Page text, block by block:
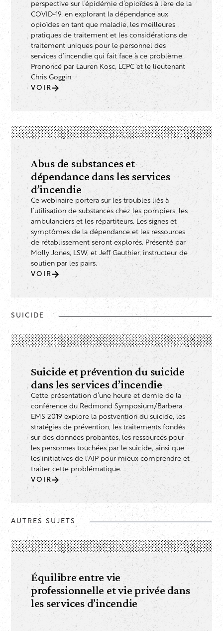
perspective sur l’épidémie d’opioïdes à l’ère de la
COVID-19, en explorant la dépendance aux
opioïdes en tant que maladie, les meilleures
pratiques de traitement et les considérations de
traitement uniques pour le personnel des
services d’incendie qui fait face à ce problème.
Prononcé par Lauren Kosc, LCPC et le lieutenant
Chris Goggin.
VOIR
Abus de substances et
dépendance dans les services
d’incendie
Ce webinaire portera sur les troubles liés à
l’utilisation de substances chez les pompiers, les
ambulanciers et les répartiteurs. Les signes et
symptômes de la dépendance et les ressources
de rétablissement seront explorés. Présenté par
Molly Jones, LSW, et Jeff Gauthier, instructeur de
soutien par les pairs.
VOIR
SUICIDE
Suicide et prévention du suicide
dans les services d’incendie
Cette présentation d’une heure et demie de la
conférence du Redmond Symposium/Barbera
EMS 2019 explore la postvention du suicide, les
stratégies de prévention, les traitements fondés
sur des données probantes, les ressources pour
les personnes touchées par le suicide, ainsi que
les initiatives de l'AIP pour mieux comprendre et
traiter cette problématique.
VOIR
AUTRES SUJETS
Équilibre entre vie
professionnelle et vie privée dans
les services d’incendie